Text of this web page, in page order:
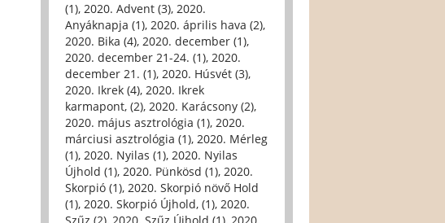
(1), 2020. Advent (3), 2020.
Anyáknapja (1), 2020. április hava (2),
2020. Bika (4), 2020. december (1),
2020. december 21-24. (1), 2020.
december 21. (1), 2020. Húsvét (3),
2020. Ikrek (4), 2020. Ikrek
karmapont, (2), 2020. Karácsony (2),
2020. május asztrológia (1), 2020.
márciusi asztrológia (1), 2020. Mérleg
(1), 2020. Nyilas (1), 2020. Nyilas
Újhold (1), 2020. Pünkösd (1), 2020.
Skorpió (1), 2020. Skorpió növő Hold
(1), 2020. Skorpió Újhold, (1), 2020.